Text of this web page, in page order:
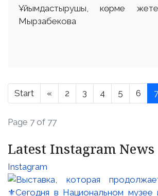
Ұйымдастырушы, көрме
Мырзабекова
Start « 2 3 4 5 6 7
Page 7 of 77
Latest Instagram News
Instagram